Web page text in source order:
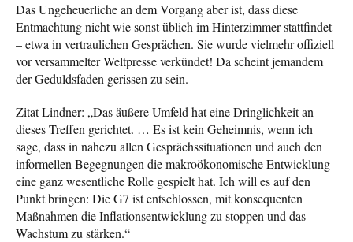
Das Ungeheuerliche an dem Vorgang aber ist, dass diese
Entmachtung nicht wie sonst üblich im Hinterzimmer stattfindet
– etwa in vertraulichen Gesprächen. Sie wurde vielmehr offiziell
vor versammelter Weltpresse verkündet! Da scheint jemandem
der Geduldsfaden gerissen zu sein.
Zitat Lindner: „Das äußere Umfeld hat eine Dringlichkeit an
dieses Treffen gerichtet. … Es ist kein Geheimnis, wenn ich
sage, dass in nahezu allen Gesprächssituationen und auch den
informellen Begegnungen die makroökonomische Entwicklung
eine ganz wesentliche Rolle gespielt hat. Ich will es auf den
Punkt bringen: Die G7 ist entschlossen, mit konsequenten
Maßnahmen die Inflationsentwicklung zu stoppen und das
Wachstum zu stärken.“